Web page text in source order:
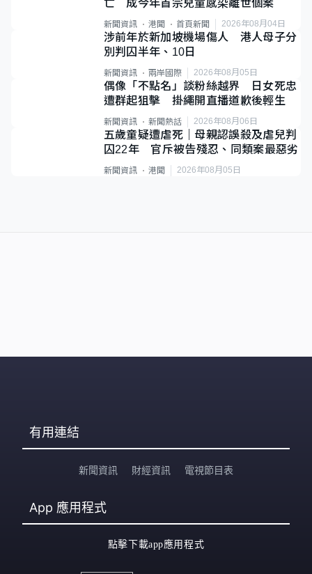
亡 成今年首宗兒童感染離世個案
新聞資訊 港聞 首頁新聞 2026年08月04日
涉前年於新加坡機場傷人 港人母子分
別判囚半年、10日
新聞資訊 兩岸國際 2026年08月05日
偶像「不點名」談粉絲越界 日女死忠
遭群起狙擊 掛繩開直播道歉後輕生
新聞資訊 新聞熱話 2026年08月06日
五歲童疑遭虐死｜母親認誤殺及虐兒判
囚22年 官斥被告殘忍、同類案最惡劣
新聞資訊 港聞 2026年08月05日
有用連結
新聞資訊 財經資訊 電視節目表
App 應用程式
點擊下載app應用程式